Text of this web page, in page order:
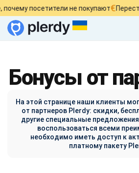
посетители не покупают€Перестаньте
Бонусы от
На этой странице наши клиенты
от партнеров Plerdy: скидки,
другие специальные
воспользоваться всеми
необходимо иметь доступ к
платному пакету